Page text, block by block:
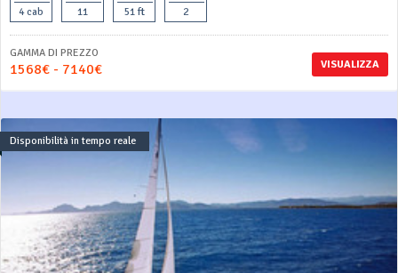
4 cab 11 51 ft 2
VISUALIZZA
GAMMA DI PREZZO
1568€ - 7140€
Disponibilità in tempo reale